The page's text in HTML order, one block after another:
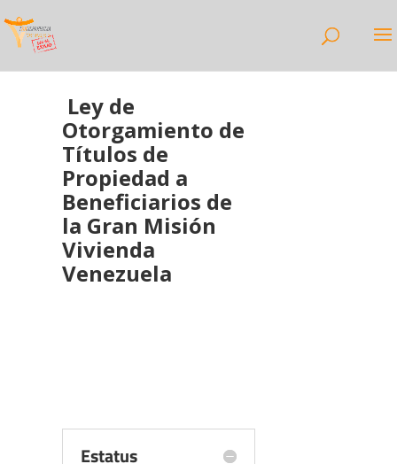
Ley de
Otorgamiento de
Títulos de
Propiedad a
Beneficiarios de
la Gran Misión
Vivienda
Venezuela
Estatus